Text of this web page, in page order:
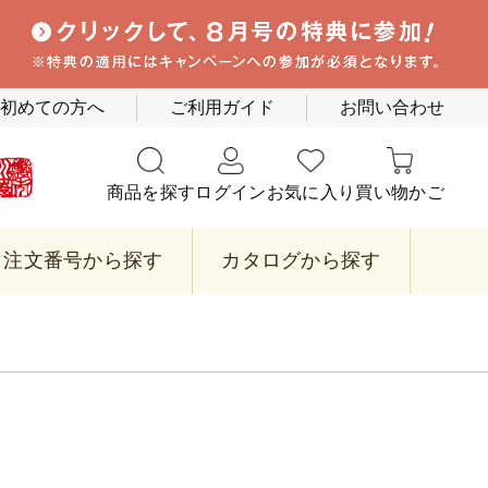
初めての方へ ご利用ガイド お問い合わせ
商品を探す ログインお気に入り 買い物かご
注文番号から探す カタログから探す